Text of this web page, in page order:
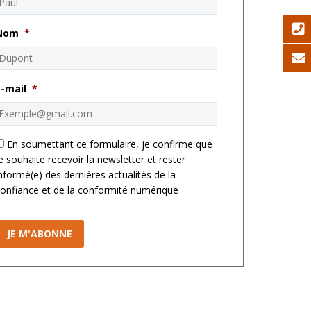
*
mail *
* En soumettant ce formulaire, je confirme que
souhaite recevoir la newsletter et rester
des dernières actualités de la
et de la conformité numérique